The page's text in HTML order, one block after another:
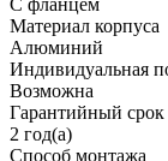
Материал корпуса
Алюминий
Индивидуальная
Возможна
Гарантийный срок
2 год(а)
Способ монтажа